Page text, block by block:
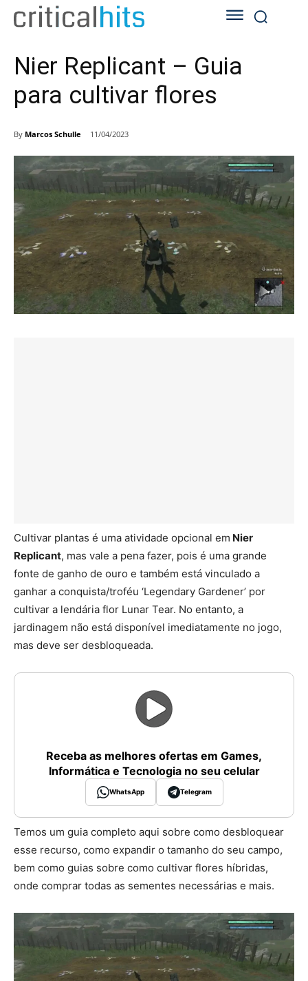
Nier Replicant – Guia
para cultivar flores
By Marcos Schulle 11/04/2023
Cultivar plantas é uma atividade opcional em Nier
Replicant, mas vale a pena fazer, pois é uma grande
fonte de ganho de ouro e também está vinculado a
ganhar a conquista/troféu ‘Legendary Gardener’ por
cultivar a lendária flor Lunar Tear. No entanto, a
jardinagem não está disponível imediatamente no jogo,
mas deve ser desbloqueada.
Receba as melhores ofertas em Games,
Informática e Tecnologia no seu celular
WhatsApp Telegram
Temos um guia completo aqui sobre como desbloquear
esse recurso, como expandir o tamanho do seu campo,
bem como guias sobre como cultivar flores híbridas,
onde comprar todas as sementes necessárias e mais.